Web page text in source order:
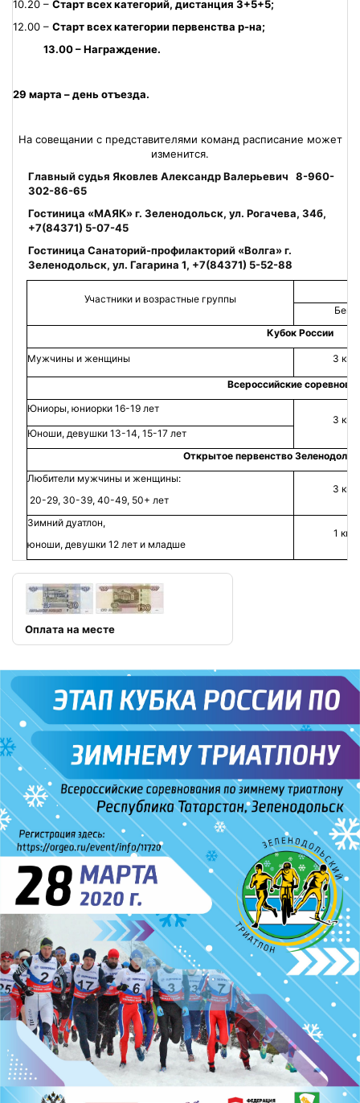
10.20 – Старт всех категорий, дистанция 3+5+5;
12.00 – Старт всех категории первенства р-на;
13.00 – Награждение.
29 марта – день отъезда.
На совещании с представителями команд расписание может
изменится.
Главный судья Яковлев Александр Валерьевич 8-960-
302-86-65
Гостиница «МАЯК» г. Зеленодольск, ул. Рогачева, 34б,
+7(84371) 5-07-45
Гостиница Санаторий-профилакторий «Волга» г.
Зеленодольск, ул. Гагарина 1, +7(84371) 5-52-88
Участники и возрастные группы
Бег
Кубок России
Мужчины и женщины 3 км
Всероссийские
Юниоры, юниорки 16-19 лет
3 км
Юноши, девушки 13-14, 15-17 лет
Открытое первенство
Любители мужчины и женщины:
20-29, 30-39, 40-49, 50+ лет
3 км
Зимний дуатлон,
юноши, девушки 12 лет и младше
1 км
Оплата на месте